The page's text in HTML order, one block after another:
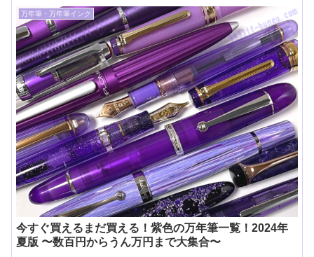
万年筆・万年筆インク
今すぐ買えるまだ買える！紫色の万年筆一覧！2024年
夏版 〜数百円からうん万円まで大集合〜